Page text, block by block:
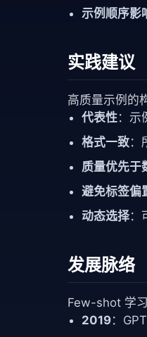
示例顺序影
实践建议
高质量示例的
代表性：示
格式一致：
质量优先于
避免标签偏
动态选择：
发展脉络
Few-shot 学
2019：